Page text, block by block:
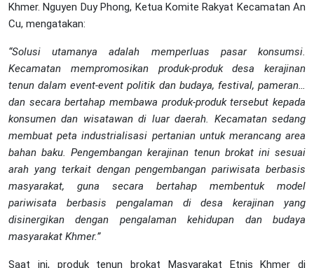
Khmer. Nguyen Duy Phong, Ketua Komite Rakyat Kecamatan An
Cu, mengatakan:
“Solusi utamanya adalah memperluas pasar konsumsi.
Kecamatan mempromosikan produk-produk desa kerajinan
tenun dalam event-event politik dan budaya, festival, pameran…
dan secara bertahap membawa produk-produk tersebut kepada
konsumen dan wisatawan di luar daerah. Kecamatan sedang
membuat peta industrialisasi pertanian untuk merancang area
bahan baku. Pengembangan kerajinan tenun brokat ini sesuai
arah yang terkait dengan pengembangan pariwisata berbasis
masyarakat, guna secara bertahap membentuk model
pariwisata berbasis pengalaman di desa kerajinan yang
disinergikan dengan pengalaman kehidupan dan budaya
masyarakat Khmer.”
Saat ini, produk tenun brokat Masyarakat Etnis Khmer di